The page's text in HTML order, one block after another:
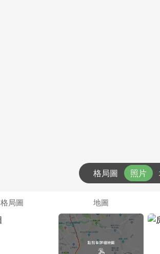
格局圖 照片
格局圖 地圖